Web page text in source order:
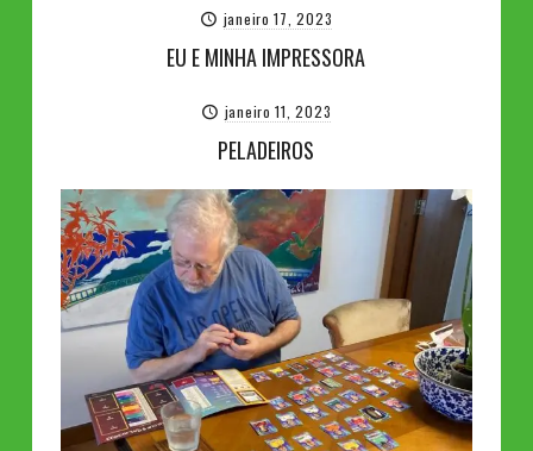
janeiro 17, 2023
EU E MINHA IMPRESSORA
janeiro 11, 2023
PELADEIROS